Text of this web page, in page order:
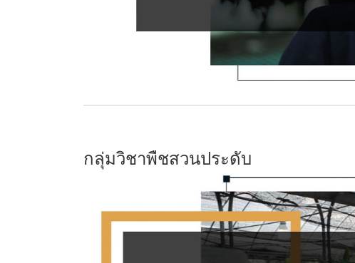
กลุ่มวิชาพืชสวนประดับ